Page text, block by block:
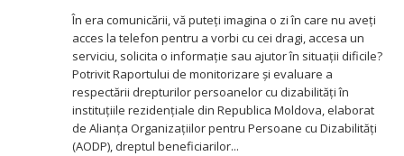
În era comunicării, vă puteți imagina o zi în care nu aveți
acces la telefon pentru a vorbi cu cei dragi, accesa un
serviciu, solicita o informație sau ajutor în situații dificile?
Potrivit Raportului de monitorizare și evaluare a
respectării drepturilor persoanelor cu dizabilități în
instituțiile rezidențiale din Republica Moldova, elaborat
de Alianța Organizațiilor pentru Persoane cu Dizabilități
(AODP), dreptul beneficiarilor...